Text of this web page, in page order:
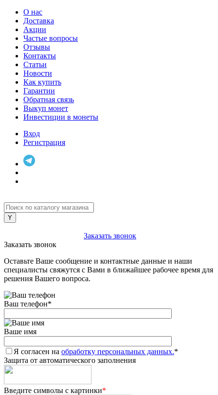
О нас
Доставка
Акции
Частые вопросы
Отзывы
Контакты
Статьи
Новости
Как купить
Гарантии
Обратная связь
Выкуп монет
Инвестиции в монеты
Вход
Регистрация
Заказать звонок
Заказать звонок
Оставьте Ваше сообщение и контактные данные и наши
специалисты свяжутся с Вами в ближайшее рабочее время для
решения Вашего вопроса.
Ваш телефон*
Ваше имя
Я согласен на обработку персональных данных.*
Защита от автоматического заполнения
Введите символы с картинки*